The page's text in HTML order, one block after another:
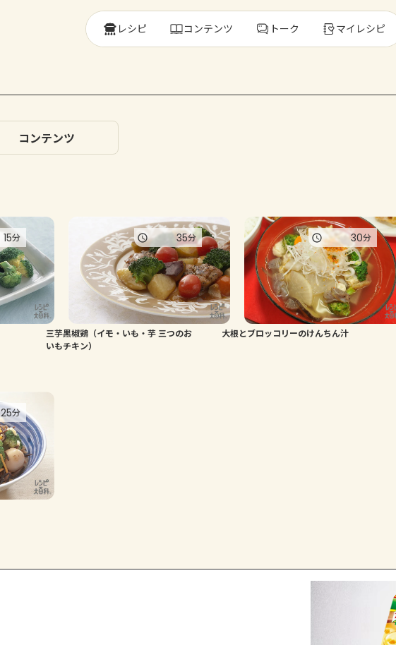
レシピ コンテンツ トーク マイレシピ
コンテンツ
15分
三芋黒椒鶏（イモ・いも・芋 三つのお
いもチキン）
35分
大根とブロッコリーのけんちん汁
30分
25分